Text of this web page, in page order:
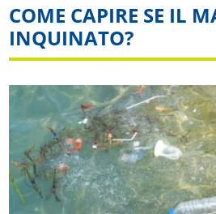
COME CAPIRE SE IL
INQUINATO?